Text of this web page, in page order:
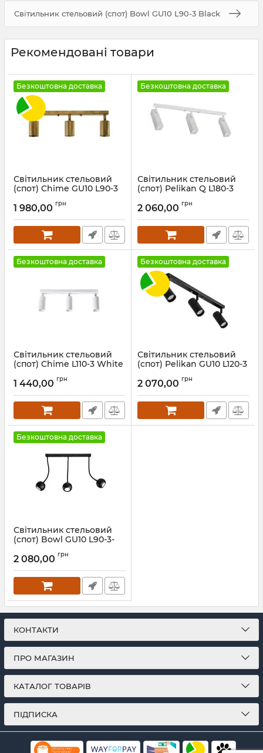
Світильник стельовий (спот) Bowl GU10 L90-3 Black
Рекомендовані товари
Безкоштовна доставка
Світильник стельовий
(спот) Chime GU10 L90-3
Артикул:1091326
1 980,00 грн
Безкоштовна доставка
Світильник стельовий
(спот) Pelikan Q L180-3
Артикул:1172312
2 060,00 грн
Безкоштовна доставка
Світильник стельовий
(спот) Chime L110-3 White
1 440,00 грн
Безкоштовна доставка
Світильник стельовий
(спот) Pelikan GU10 L120-3
Артикул:1251611
2 070,00 грн
Безкоштовна доставка
Світильник стельовий
(спот) Bowl GU10 L90-3-
Артикул:1313711
2 080,00 грн
КОНТАКТИ
ПРО МАГАЗИН
КАТАЛОГ ТОВАРІВ
ПІДПИСКА